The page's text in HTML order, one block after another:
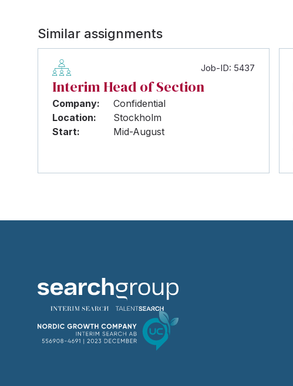
Similar assignments
Job-ID: 5437
Interim Head of Section
Company:
Confidential
Location:
Stockholm
Start:
Mid-August